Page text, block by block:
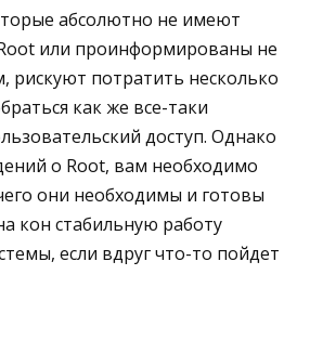
абсолютно не имеют
или проинформированы не
потратить несколько
как же все-таки
доступ. Однако
о Root, вам необходимо
они необходимы и готовы
кон стабильную работу
если вдруг что-то пойдет